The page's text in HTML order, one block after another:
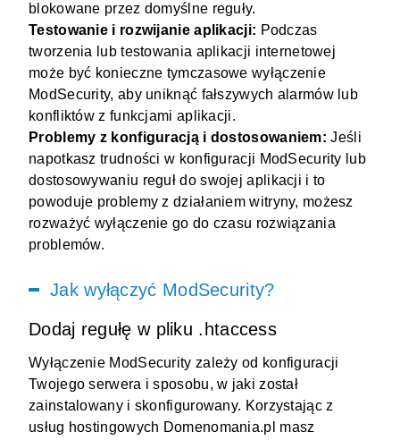
blokowane przez domyślne reguły.
Testowanie i rozwijanie aplikacji: Podczas
tworzenia lub testowania aplikacji internetowej
może być konieczne tymczasowe wyłączenie
ModSecurity, aby uniknąć fałszywych alarmów lub
konfliktów z funkcjami aplikacji.
Problemy z konfiguracją i dostosowaniem: Jeśli
napotkasz trudności w konfiguracji ModSecurity lub
dostosowywaniu reguł do swojej aplikacji i to
powoduje problemy z działaniem witryny, możesz
rozważyć wyłączenie go do czasu rozwiązania
problemów.
Jak wyłączyć ModSecurity?
Dodaj regułę w pliku .htaccess
Wyłączenie ModSecurity zależy od konfiguracji
Twojego serwera i sposobu, w jaki został
zainstalowany i skonfigurowany. Korzystając z
usług hostingowych Domenomania.pl masz